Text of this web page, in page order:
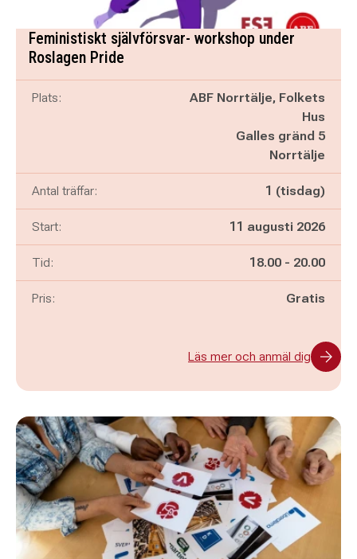
Feministiskt självförsvar- workshop under
Roslagen Pride
Plats:
ABF Norrtälje, Folkets
Hus
Galles gränd 5
Norrtälje
Antal träffar: 1 (tisdag)
Start: 11 augusti 2026
Tid: Pågår mellan
18.00 - och
20.00
Pris: Gratis
Läs mer och anmäl dig